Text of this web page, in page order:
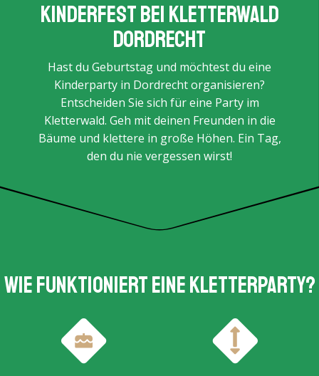
Kinderfest bei Kletterwald
Dordrecht
Hast du Geburtstag und möchtest du eine
Kinderparty in Dordrecht organisieren?
Entscheiden Sie sich für eine Party im
Kletterwald. Geh mit deinen Freunden in die
Bäume und klettere in große Höhen. Ein Tag,
den du nie vergessen wirst!
Wie funktioniert eine Kletterparty?